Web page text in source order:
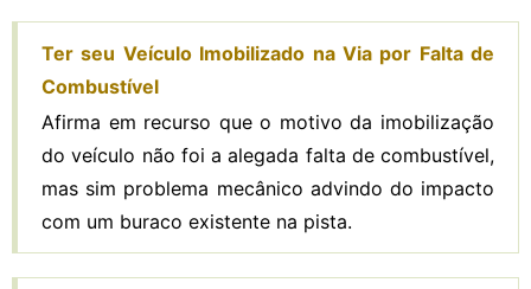
Ter seu Veículo Imobilizado na Via por Falta de
Combustível
Afirma em recurso que o motivo da imobilização
do veículo não foi a alegada falta de combustível,
mas sim problema mecânico advindo do impacto
com um buraco existente na pista.